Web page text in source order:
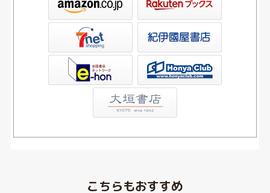
書店ウェブストア
こちらもおすすめ